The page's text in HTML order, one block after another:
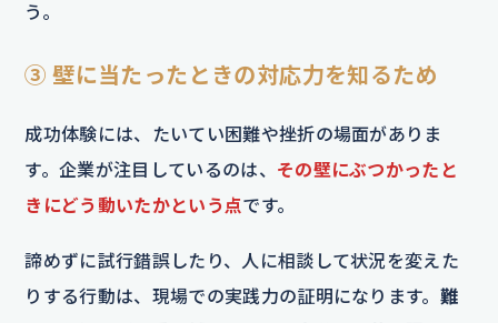
う。
③ 壁に当たったときの対応力を知るため
成功体験には、たいてい困難や挫折の場面がありま
す。企業が注目しているのは、 その壁にぶつかったと
きにどう動いたかという点です。
諦めずに試行錯誤したり、人に相談して状況を変えた
りする行動は、現場での実践力の証明になります。 難